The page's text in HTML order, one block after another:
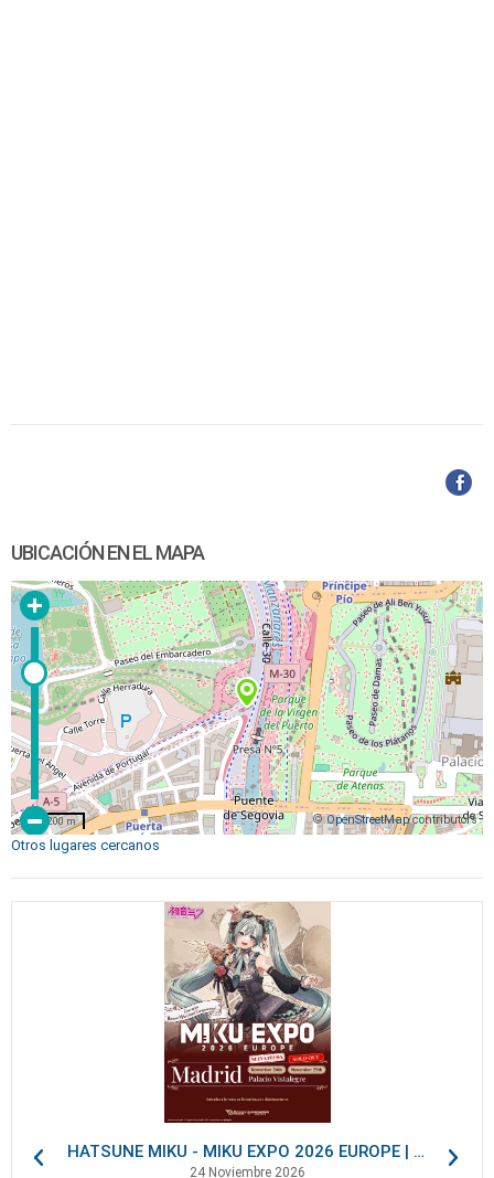
UBICACIÓN EN EL MAPA
©OpenStreetMapcontributors
200 m
Otros lugares cercanos
HATSUNE MIKU - MIKU EXPO 2026 EUROPE | VIP Packages
24 Noviembre 2026